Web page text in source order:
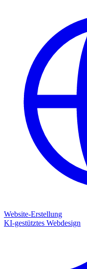
Website-Erstellung
KI-gestütztes Webdesign